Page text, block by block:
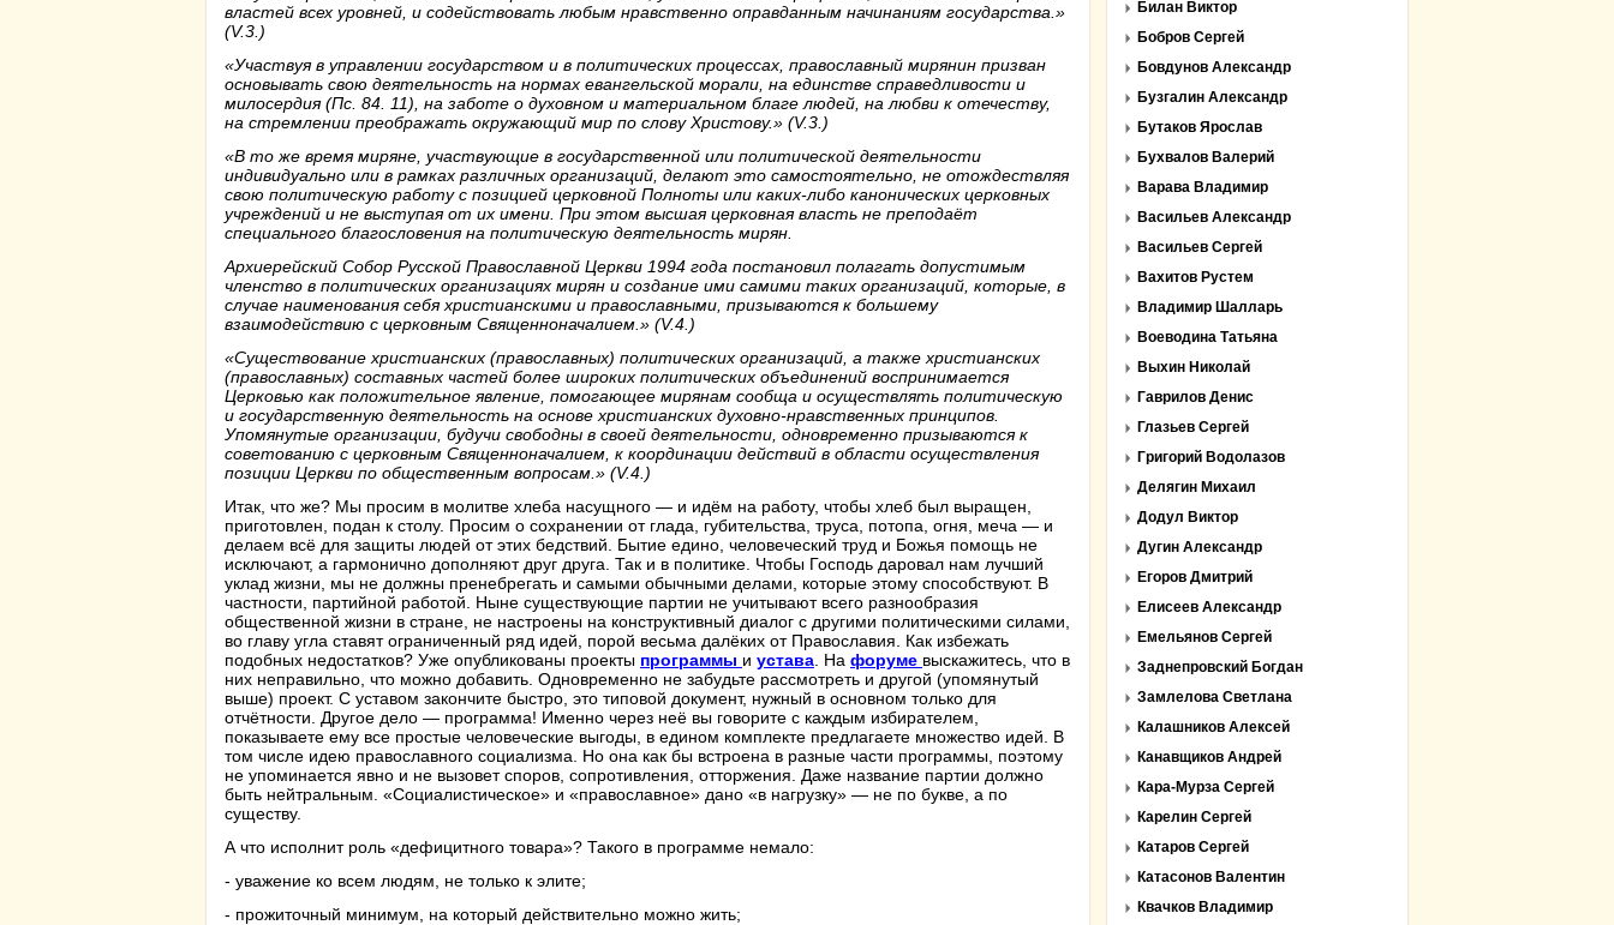
властей всех уровней, и содействовать любым нравственно оправданным начинаниям государства.»
(V.3.)
«Участвуя в управлении государством и в политических процессах, православный мирянин призван
основывать свою деятельность на нормах евангельской морали, на единстве справедливости и
милосердия (Пс. 84. 11), на заботе о духовном и материальном благе людей, на любви к отечеству,
на стремлении преображать окружающий мир по слову Христову.» (V.3.)
«В то же время миряне, участвующие в государственной или политической деятельности
индивидуально или в рамках различных организаций, делают это самостоятельно, не отождествляя
свою политическую работу с позицией церковной Полноты или каких-либо канонических церковных
учреждений и не выступая от их имени. При этом высшая церковная власть не преподаёт
специального благословения на политическую деятельность мирян.
Архиерейский Собор Русской Православной Церкви 1994 года постановил полагать допустимым
членство в политических организациях мирян и создание ими самими таких организаций, которые, в
случае наименования себя христианскими и православными, призываются к большему
взаимодействию с церковным Священноначалием.» (V.4.)
«Существование христианских (православных) политических организаций, а также христианских
(православных) составных частей более широких политических объединений воспринимается
Церковью как положительное явление, помогающее мирянам сообща и осуществлять политическую
и государственную деятельность на основе христианских духовно-нравственных принципов.
Упомянутые организации, будучи свободны в своей деятельности, одновременно призываются к
советованию с церковным Священноначалием, к координации действий в области осуществления
позиции Церкви по общественным вопросам.» (V.4.)
Итак, что же? Мы просим в молитве хлеба насущного — и идём на работу, чтобы хлеб был выращен,
приготовлен, подан к столу. Просим о сохранении от глада, губительства, труса, потопа, огня, меча — и
делаем всё для защиты людей от этих бедствий. Бытие едино, человеческий труд и Божья помощь не
исключают, а гармонично дополняют друг друга. Так и в политике. Чтобы Господь даровал нам лучший
уклад жизни, мы не должны пренебрегать и самыми обычными делами, которые этому способствуют. В
частности, партийной работой. Ныне существующие партии не учитывают всего разнообразия
общественной жизни в стране, не настроены на конструктивный диалог с другими политическими силами,
во главу угла ставят ограниченный ряд идей, порой весьма далёких от Православия. Как избежать
подобных недостатков? Уже опубликованы проекты программы и устава . На форуме выскажитесь, что в
них неправильно, что можно добавить. Одновременно не забудьте рассмотреть и другой (упомянутый
выше) проект. С уставом закончите быстро, это типовой документ, нужный в основном только для
отчётности. Другое дело — программа! Именно через неё вы говорите с каждым избирателем,
показываете ему все простые человеческие выгоды, в едином комплекте предлагаете множество идей. В
том числе идею православного социализма. Но она как бы встроена в разные части программы, поэтому
не упоминается явно и не вызовет споров, сопротивления, отторжения. Даже название партии должно
быть нейтральным. «Социалистическое» и «православное» дано «в нагрузку» — не по букве, а по
существу.
А что исполнит роль «дефицитного товара»? Такого в программе немало:
- уважение ко всем людям, не только к элите;
- прожиточный минимум, на который действительно можно жить;
Билан Виктор
Бобров Сергей
Бовдунов Александр
Бузгалин Александр
Бутаков Ярослав
Бухвалов Валерий
Варава Владимир
Васильев Александр
Васильев Сергей
Вахитов Рустем
Владимир Шалларь
Воеводина Татьяна
Выхин Николай
Гаврилов Денис
Глазьев Сергей
Григорий Водолазов
Делягин Михаил
Додул Виктор
Дугин Александр
Егоров Дмитрий
Елисеев Александр
Емельянов Сергей
Заднепровский Богдан
Замлелова Светлана
Калашников Алексей
Канавщиков Андрей
Кара-Мурза Сергей
Карелин Сергей
Катаров Сергей
Катасонов Валентин
Квачков Владимир